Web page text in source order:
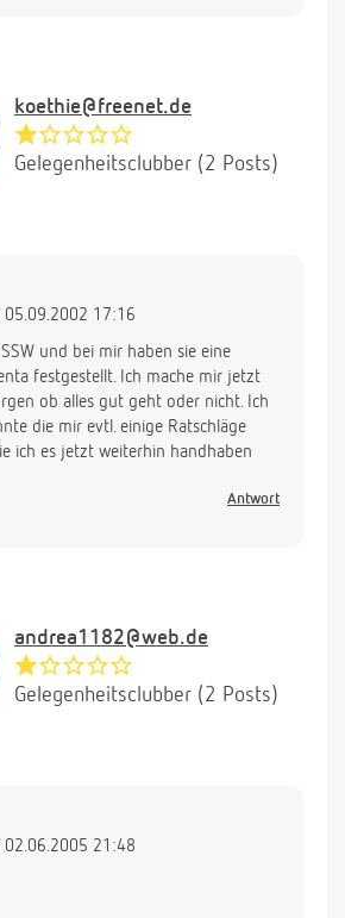
koethie@freenet.de
Gelegenheitsclubber (2 Posts)
05.09.2002 17:16
und bei mir haben sie eine
festgestellt. Ich mache mir jetzt
ob alles gut geht oder nicht. Ich
die mir evtl. einige Ratschläge
ich es jetzt weiterhin handhaben
Antwort
andrea1182@web.de
Gelegenheitsclubber (2 Posts)
02.06.2005 21:48